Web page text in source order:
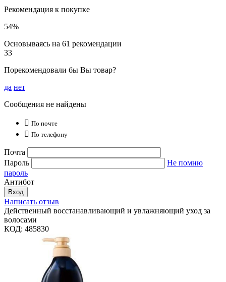
Рекомендация к покупке
54%
Основываясь на 61 рекомендации
33
Порекомендовали бы Вы товар?
да нет
Сообщения не найдены
 По почте
 По телефону
Почта
Пароль
Не помню
пароль
Антибот
Вход
Написать отзыв
Действенный восстанавливающий и увлажняющий уход за
волосами
КОД: 485830